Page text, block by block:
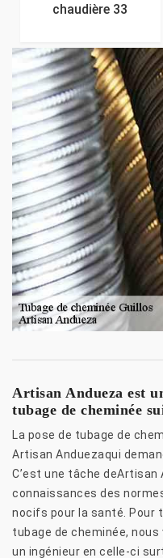
chaudière 33
Artisan Andueza est
tubage de cheminée
La pose de tubage de
Artisan Anduezaqui
C’est une tâche
connaissances des
nocifs pour la santé. Pour
tubage de cheminée, nous
un ingénieur en celle-ci